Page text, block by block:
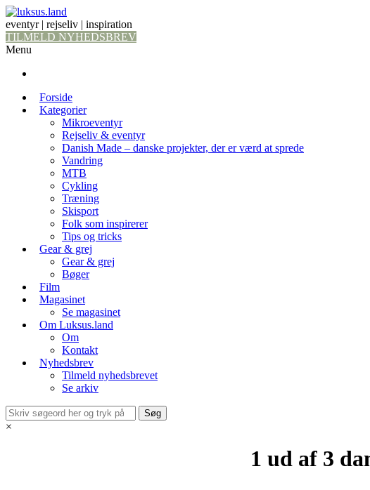
eventyr | rejseliv | inspiration
TILMELD NYHEDSBREV
Menu
Forside
Kategorier
Mikroeventyr
Rejseliv & eventyr
Danish Made – danske projekter, der er værd at sprede
Vandring
MTB
Cykling
Træning
Skisport
Folk som inspirerer
Tips og tricks
Gear & grej
Gear & grej
Bøger
Film
Magasinet
Se magasinet
Om Luksus.land
Om
Kontakt
Nyhedsbrev
Tilmeld nyhedsbrevet
Se arkiv
×
1 ud af 3